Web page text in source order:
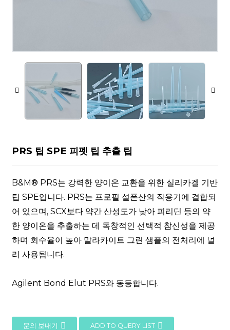
PRS 팁 SPE 피펫 팁 추출 팁
B&M® PRS는 강력한 양이온 교환을 위한 실리카겔 기반
팁 SPE입니다. PRS는 프로필 설폰산의 작용기에 결합되
어 있으며, SCX보다 약간 산성도가 낮아 피리딘 등의 약
한 양이온을 추출하는 데 독창적인 선택적 참신성을 제공
하며 회수율이 높아 말라카이트 그린 샘플의 전처리에 널
리 사용됩니다.
Agilent Bond Elut PRS와 동등합니다.
문의 보내기 ADD TO QUERY LIST